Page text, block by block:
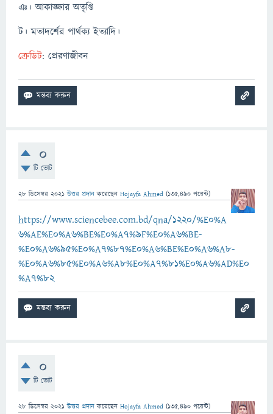
ঞ। আকাঙ্ক্ষার অতৃপ্তি
ট। মতাদর্শের পার্থক্য ইত্যাদি।
ক্রেডিট: প্রেরণাজীবন
0
টি ভোট
28 ডিসেম্বর 2021 উত্তর প্রদান করেছেন Hojayfa Ahmed (135,490 পয়েন্ট)
https://www.sciencebee.com.bd/qna/1220/%E0%A
6%AE%E0%A6%BE%E0%A7%9F%E0%A6%BE-
%E0%A6%95%E0%A7%87%E0%A6%BE%E0%A6%A8-
%E0%A6%85%E0%A6%A8%E0%A7%81%E0%A6%AD%E0
%A7%82
0
টি ভোট
28 ডিসেম্বর 2021 উত্তর প্রদান করেছেন Hojayfa Ahmed (135,490 পয়েন্ট)